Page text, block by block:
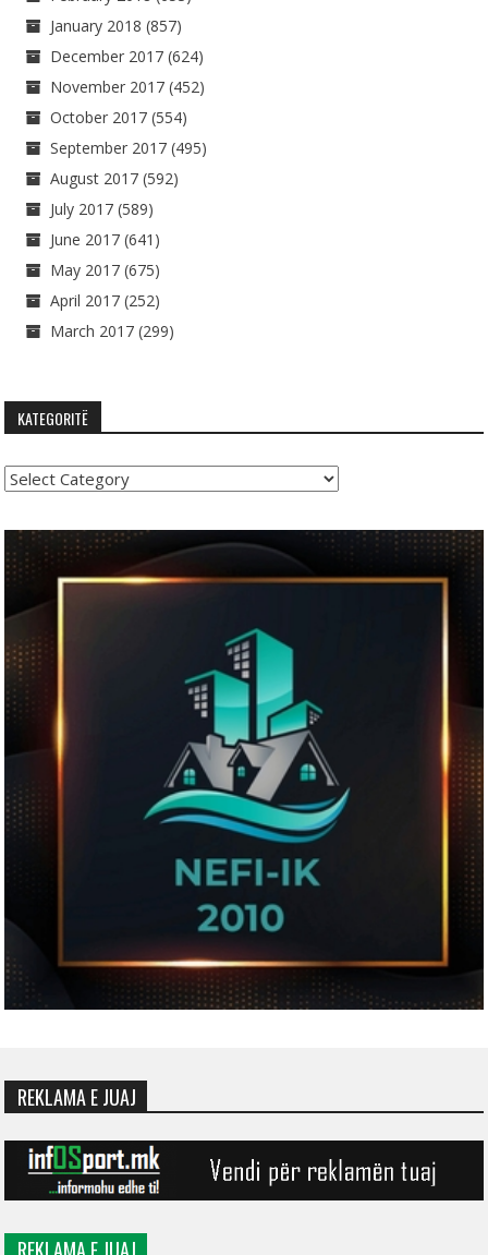
January 2018 (857)
December 2017 (624)
November 2017 (452)
October 2017 (554)
September 2017 (495)
August 2017 (592)
July 2017 (589)
June 2017 (641)
May 2017 (675)
April 2017 (252)
March 2017 (299)
KATEGORITË
Kategoritë
REKLAMA E JUAJ
REKLAMA E JUAJ